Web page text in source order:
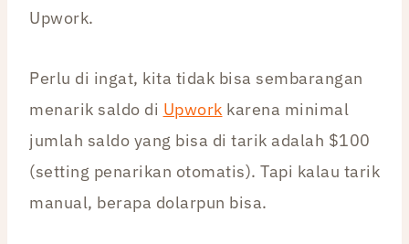
Upwork.
Perlu di ingat, kita tidak bisa sembarangan
menarik saldo di Upwork karena minimal
jumlah saldo yang bisa di tarik adalah $100
(setting penarikan otomatis). Tapi kalau tarik
manual, berapa dolarpun bisa.